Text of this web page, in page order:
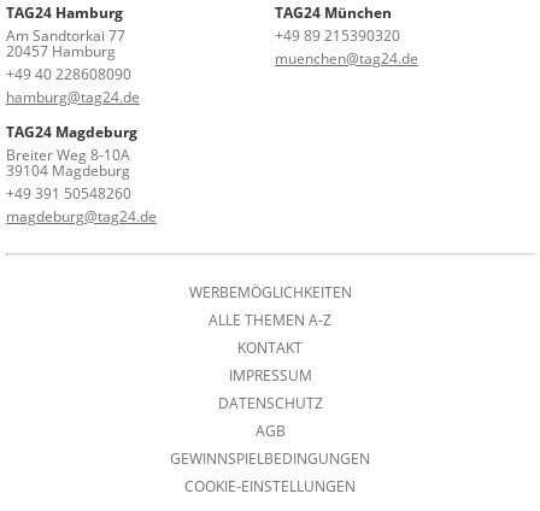
TAG24 Hamburg
Am Sandtorkai 77
20457 Hamburg
+49 40 228608090
hamburg@tag24.de
TAG24 München
+49 89 215390320
muenchen@tag24.de
TAG24 Magdeburg
Breiter Weg 8-10A
39104 Magdeburg
+49 391 50548260
magdeburg@tag24.de
WERBEMÖGLICHKEITEN
ALLE THEMEN A-Z
KONTAKT
IMPRESSUM
DATENSCHUTZ
AGB
GEWINNSPIELBEDINGUNGEN
COOKIE-EINSTELLUNGEN